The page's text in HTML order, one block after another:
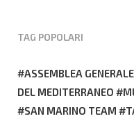
TAG POPOLARI
ASSEMBLEA GENERALE
DEL MEDITERRANEO
SAN MARINO TEAM